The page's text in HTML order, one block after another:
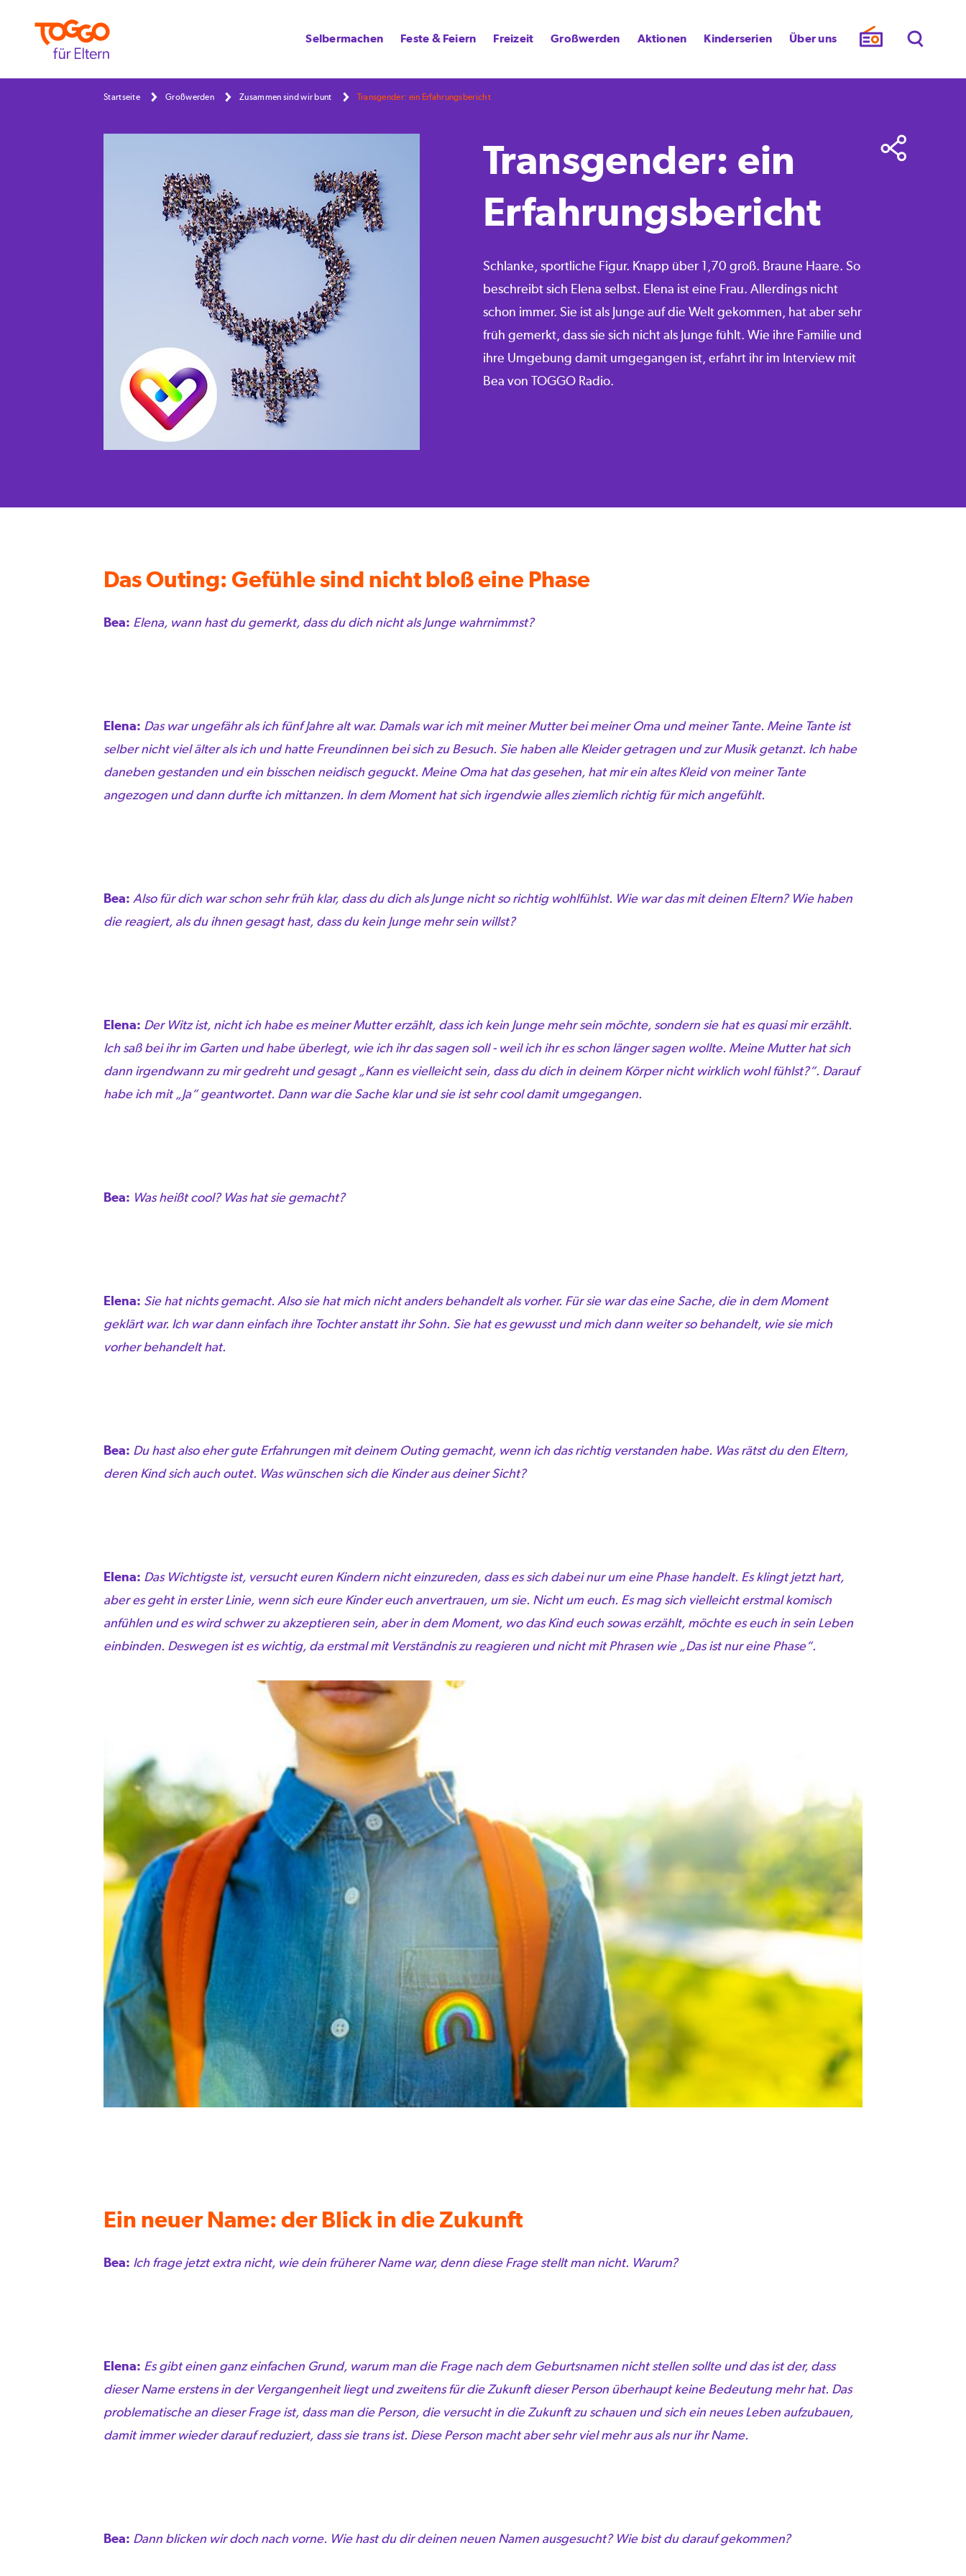
Selbermachen Feste & Feiern Freizeit Großwerden Aktionen Kinderserien Über uns
Startseite Großwerden Zusammen sind wir bunt Transgender: ein Erfahrungsbericht
Transgender: ein
Erfahrungsbericht
Schlanke, sportliche Figur. Knapp über 1,70 groß. Braune Haare. So
beschreibt sich Elena selbst. Elena ist eine Frau. Allerdings nicht
schon immer. Sie ist als Junge auf die Welt gekommen, hat aber sehr
früh gemerkt, dass sie sich nicht als Junge fühlt. Wie ihre Familie und
ihre Umgebung damit umgegangen ist, erfahrt ihr im Interview mit
Bea von TOGGO Radio.
Das Outing: Gefühle sind nicht bloß eine Phase
Bea: Elena, wann hast du gemerkt, dass du dich nicht als Junge wahrnimmst?
Elena: Das war ungefähr als ich fünf Jahre alt war. Damals war ich mit meiner Mutter bei meiner Oma und meiner Tante. Meine Tante ist
selber nicht viel älter als ich und hatte Freundinnen bei sich zu Besuch. Sie haben alle Kleider getragen und zur Musik getanzt. Ich habe
daneben gestanden und ein bisschen neidisch geguckt. Meine Oma hat das gesehen, hat mir ein altes Kleid von meiner Tante
angezogen und dann durfte ich mittanzen. In dem Moment hat sich irgendwie alles ziemlich richtig für mich angefühlt.
Bea: Also für dich war schon sehr früh klar, dass du dich als Junge nicht so richtig wohlfühlst. Wie war das mit deinen Eltern? Wie haben
die reagiert, als du ihnen gesagt hast, dass du kein Junge mehr sein willst?
Elena: Der Witz ist, nicht ich habe es meiner Mutter erzählt, dass ich kein Junge mehr sein möchte, sondern sie hat es quasi mir erzählt.
Ich saß bei ihr im Garten und habe überlegt, wie ich ihr das sagen soll - weil ich ihr es schon länger sagen wollte. Meine Mutter hat sich
dann irgendwann zu mir gedreht und gesagt „Kann es vielleicht sein, dass du dich in deinem Körper nicht wirklich wohl fühlst?“. Darauf
habe ich mit „Ja“ geantwortet. Dann war die Sache klar und sie ist sehr cool damit umgegangen.
Bea: Was heißt cool? Was hat sie gemacht?
Elena: Sie hat nichts gemacht. Also sie hat mich nicht anders behandelt als vorher. Für sie war das eine Sache, die in dem Moment
geklärt war. Ich war dann einfach ihre Tochter anstatt ihr Sohn. Sie hat es gewusst und mich dann weiter so behandelt, wie sie mich
vorher behandelt hat.
Bea: Du hast also eher gute Erfahrungen mit deinem Outing gemacht, wenn ich das richtig verstanden habe. Was rätst du den Eltern,
deren Kind sich auch outet. Was wünschen sich die Kinder aus deiner Sicht?
Elena: Das Wichtigste ist, versucht euren Kindern nicht einzureden, dass es sich dabei nur um eine Phase handelt. Es klingt jetzt hart,
aber es geht in erster Linie, wenn sich eure Kinder euch anvertrauen, um sie. Nicht um euch. Es mag sich vielleicht erstmal komisch
anfühlen und es wird schwer zu akzeptieren sein, aber in dem Moment, wo das Kind euch sowas erzählt, möchte es euch in sein Leben
einbinden. Deswegen ist es wichtig, da erstmal mit Verständnis zu reagieren und nicht mit Phrasen wie „Das ist nur eine Phase“.
Ein neuer Name: der Blick in die Zukunft
Bea: Ich frage jetzt extra nicht, wie dein früherer Name war, denn diese Frage stellt man nicht. Warum?
Elena: Es gibt einen ganz einfachen Grund, warum man die Frage nach dem Geburtsnamen nicht stellen sollte und das ist der, dass
dieser Name erstens in der Vergangenheit liegt und zweitens für die Zukunft dieser Person überhaupt keine Bedeutung mehr hat. Das
problematische an dieser Frage ist, dass man die Person, die versucht in die Zukunft zu schauen und sich ein neues Leben aufzubauen,
damit immer wieder darauf reduziert, dass sie trans ist. Diese Person macht aber sehr viel mehr aus als nur ihr Name.
Bea: Dann blicken wir doch nach vorne. Wie hast du dir deinen neuen Namen ausgesucht? Wie bist du darauf gekommen?